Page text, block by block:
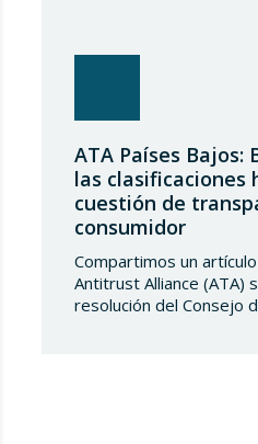
ATA Países Bajos:
las clasificaciones
cuestión de
consumidor
Compartimos un
Antitrust Alliance (ATA)
resolución del Consejo